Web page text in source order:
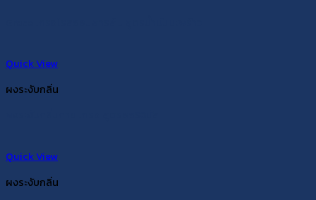
Quick View
ผงระงับกลิ่น
Quick View
ผงระงับกลิ่น